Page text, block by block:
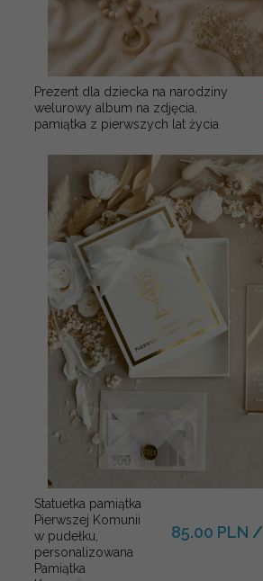
Prezent dla dziecka na narodziny
welurowy album na zdjęcia,
pamiątka z pierwszych lat życia
Statuetka pamiątka
Pierwszej Komunii
w pudełku,
personalizowana
Pamiątka
85.00 PLN /